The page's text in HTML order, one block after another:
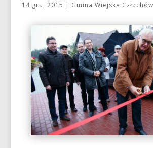
14 gru, 2015 | Gmina Wiejska Człuchów